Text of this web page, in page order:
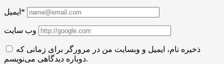
ایمیل*
وب سایت
ذخیره نام، ایمیل و وبسایت من در مرورگر برای زمانی که
دوباره دیدگاهی می‌نویسم.